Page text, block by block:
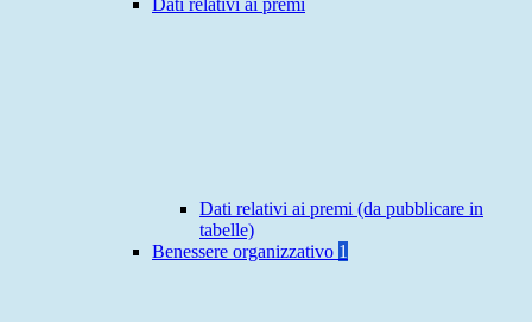
Dati relativi ai premi
Dati relativi ai premi (da pubblicare in
tabelle)
Benessere organizzativo 1